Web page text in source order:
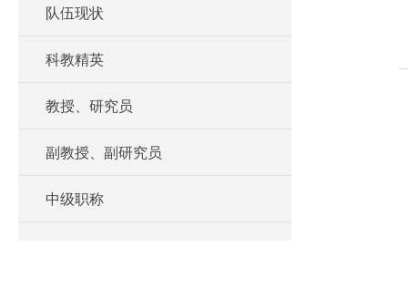
队伍现状
科教精英
教授、研究员
副教授、副研究员
中级职称